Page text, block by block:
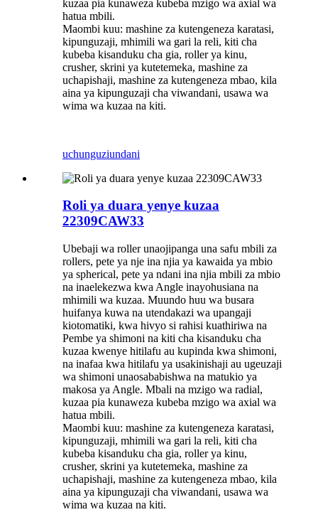
kuzaa pia kunaweza kubeba mzigo wa axial wa
hatua mbili.
Maombi kuu: mashine za kutengeneza karatasi,
kipunguzaji, mhimili wa gari la reli, kiti cha
kubeba kisanduku cha gia, roller ya kinu,
crusher, skrini ya kutetemeka, mashine za
uchapishaji, mashine za kutengeneza mbao, kila
aina ya kipunguzaji cha viwandani, usawa wa
wima wa kuzaa na kiti.
uchunguziundani
Roli ya duara yenye kuzaa
22309CAW33
Ubebaji wa roller unaojipanga una safu mbili za
rollers, pete ya nje ina njia ya kawaida ya mbio
ya spherical, pete ya ndani ina njia mbili za mbio
na inaelekezwa kwa Angle inayohusiana na
mhimili wa kuzaa. Muundo huu wa busara
huifanya kuwa na utendakazi wa upangaji
kiotomatiki, kwa hivyo si rahisi kuathiriwa na
Pembe ya shimoni na kiti cha kisanduku cha
kuzaa kwenye hitilafu au kupinda kwa shimoni,
na inafaa kwa hitilafu ya usakinishaji au ugeuzaji
wa shimoni unaosababishwa na matukio ya
makosa ya Angle. Mbali na mzigo wa radial,
kuzaa pia kunaweza kubeba mzigo wa axial wa
hatua mbili.
Maombi kuu: mashine za kutengeneza karatasi,
kipunguzaji, mhimili wa gari la reli, kiti cha
kubeba kisanduku cha gia, roller ya kinu,
crusher, skrini ya kutetemeka, mashine za
uchapishaji, mashine za kutengeneza mbao, kila
aina ya kipunguzaji cha viwandani, usawa wa
wima wa kuzaa na kiti.